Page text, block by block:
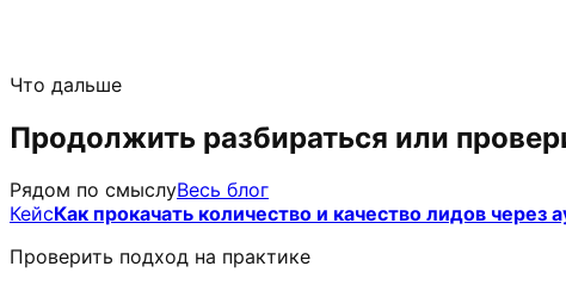
Что дальше
Продолжить разбираться или
Рядом по смыслуВесь блог
КейсКак прокачать количество и качество лидов через
Проверить подход на практике